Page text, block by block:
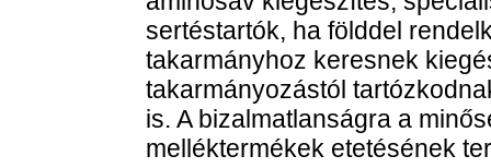
sertéstartók, ha földdel
takarmányhoz keresnek
takarmányozástól
is. A bizalmatlanságra a
melléktermékek etetésének